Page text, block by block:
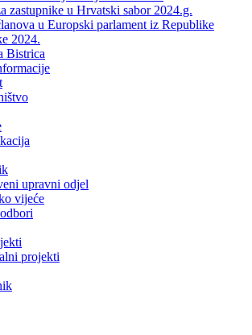
zastupnike u Hrvatski sabor 2024.g.
u Europski parlament iz Republike
2024.
Bistrica
upravni odjel
vijeće
projekti